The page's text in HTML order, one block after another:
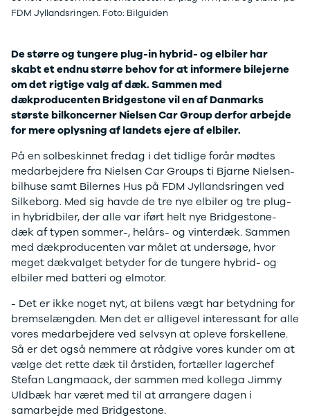
Modeller
Privatleasing
Kampagner
Ford
F-150
Modeller
Anmeldelser
Alle nye biler
Guide til
elbiler
Guide til
hybridbiler
Ladeløsning
til elbil
Oversigt
Clever
ladeløsning
til elbilen
Ladeløsning
til plug-in
hybrid
Ladeguide til
elbil
Webshop
118i
iX1
2-serie
218i
218d
220i
225xe
3-serie
320i
320d
328i
330d
330e
X3
iX3
i3
4-serie
420d
420i
430i
Z4
5-serie
520d
530d
FDM Jyllandsringen. Foto: Bilguiden
De større og tungere plug-in hybrid- og elbiler har
skabt et endnu større behov for at informere bilejerne
om det rigtige valg af dæk. Sammen med
dækproducenten Bridgestone vil en af Danmarks
største bilkoncerner Nielsen Car Group derfor arbejde
for mere oplysning af landets ejere af elbiler.
På en solbeskinnet fredag i det tidlige forår mødtes
medarbejdere fra Nielsen Car Groups ti Bjarne Nielsen-
bilhuse samt Bilernes Hus på FDM Jyllandsringen ved
Silkeborg. Med sig havde de tre nye elbiler og tre plug-
in hybridbiler, der alle var iført helt nye Bridgestone-
dæk af typen sommer-, helårs- og vinterdæk. Sammen
med dækproducenten var målet at undersøge, hvor
meget dækvalget betyder for de tungere hybrid- og
elbiler med batteri og elmotor.
- Det er ikke noget nyt, at bilens vægt har betydning for
bremselængden. Men det er alligevel interessant for alle
vores medarbejdere ved selvsyn at opleve forskellene.
Så er det også nemmere at rådgive vores kunder om at
vælge det rette dæk til årstiden, fortæller lagerchef
Stefan Langmaack, der sammen med kollega Jimmy
Uldbæk har været med til at arrangere dagen i
samarbejde med Bridgestone.